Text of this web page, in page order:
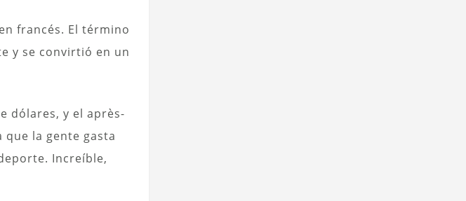
francés. El término
y se convirtió en un
dólares, y el après-
que la gente gasta
Increíble,